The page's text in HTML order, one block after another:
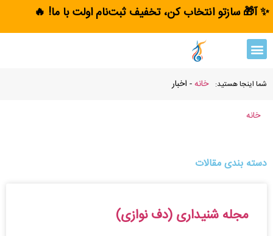
✨ آ🎁 سازتو انتخاب کن، تخفیف ثبت‌نام اولت با ما! 🔥
شما اینجا هستید: خانه- اخبار
خانه
دسته بندی مقالات
مجله شنیداری (دف نوازی)